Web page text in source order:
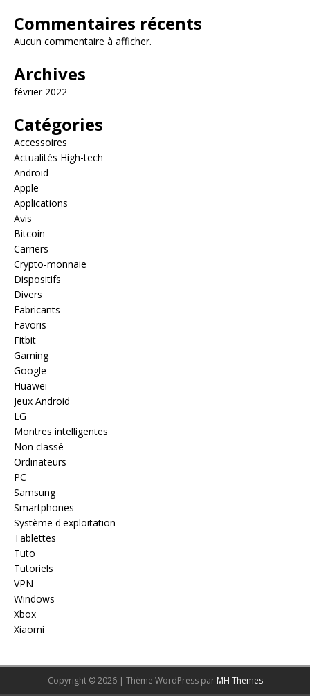
Commentaires récents
Aucun commentaire à afficher.
Archives
février 2022
Catégories
Accessoires
Actualités High-tech
Android
Apple
Applications
Avis
Bitcoin
Carriers
Crypto-monnaie
Dispositifs
Divers
Fabricants
Favoris
Fitbit
Gaming
Google
Huawei
Jeux Android
LG
Montres intelligentes
Non classé
Ordinateurs
PC
Samsung
Smartphones
Système d'exploitation
Tablettes
Tuto
Tutoriels
VPN
Windows
Xbox
Xiaomi
Copyright © 2026 | Thème WordPress par MH Themes